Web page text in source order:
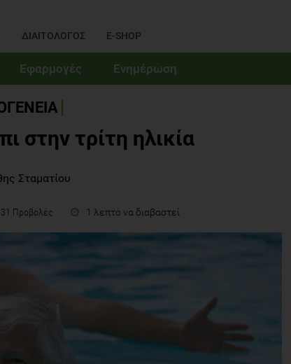
ΔΙΑΙΤΟΛΟΓΟΣ E-SHOP
Εφαρμογές Ενημέρωση
στην τρίτη ηλικία
Σταματίου
Προβολές 1 λεπτό να διαβαστεί